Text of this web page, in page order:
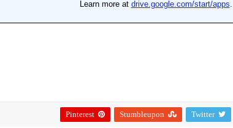
Twitter
Stumbleupon
Pinterest